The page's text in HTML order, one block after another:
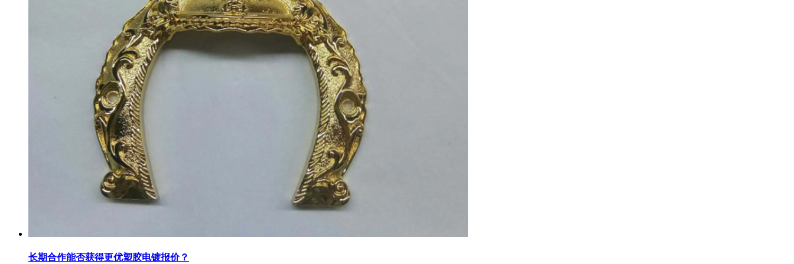
长期合作能否获得更优塑胶电镀报价？